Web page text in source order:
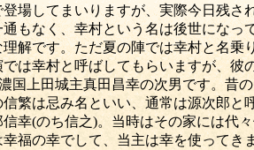
場してまいりますが、実際今日残さ
もなく、幸村という名は後世になっ
解です。ただ夏の陣では幸村と名乗
は幸村と呼ばしてもらいますが、彼
国上田城主真田昌幸の次男です。昔
繁は忌み名といい、通常は源次郎と
幸(のち信之)。当時はその家には代
福の幸でして、当主は幸を使ってき